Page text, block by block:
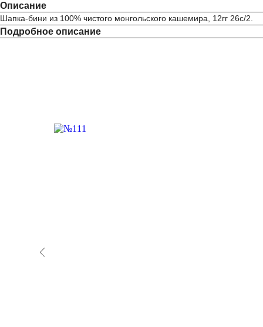
Описание
Шапка-бини из 100% чистого монгольского кашемира, 12гг 26с/2.
Подробное описание